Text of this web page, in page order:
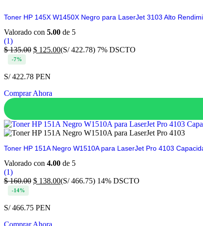
Toner HP 145X W1450X Negro para LaserJet 3103 Alto
Valorado con 5.00 de 5
(1)
$135.00 $ 125.00(S/ 422.78) 7% DSCTO
-7%
S/ 422.78 PEN
Comprar Ahora
Toner HP 151A Negro W1510A para LaserJet Pro 4103
Valorado con 4.00 de 5
(1)
$160.00 $ 138.00(S/ 466.75) 14% DSCTO
-14%
S/ 466.75 PEN
Comprar Ahora